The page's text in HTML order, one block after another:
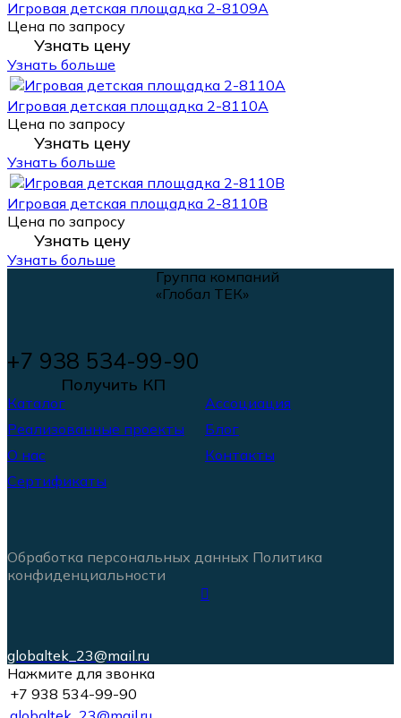
Игровая детская площадка 2-8109A
Цена по запросу
Узнать цену
Узнать больше
Игровая детская площадка 2-8110A
Цена по запросу
Узнать цену
Узнать больше
Игровая детская площадка 2-8110B
Цена по запросу
Узнать цену
Узнать больше
Группа компаний
«Глобал ТЕК»
+7 938 534-99-90
Получить КП
Каталог
Ассоциация
Реализованные проекты
Блог
О нас
Контакты
Сертификаты
Обработка персональных данных Политика
конфиденциальности
globaltek_23@mail.ru
Нажмите для звонка
+7 938 534-99-90